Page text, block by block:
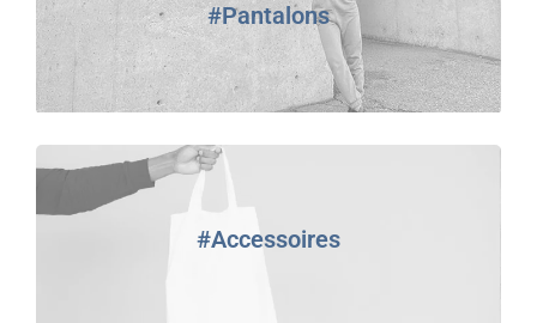
#Pantalons
#Accessoires